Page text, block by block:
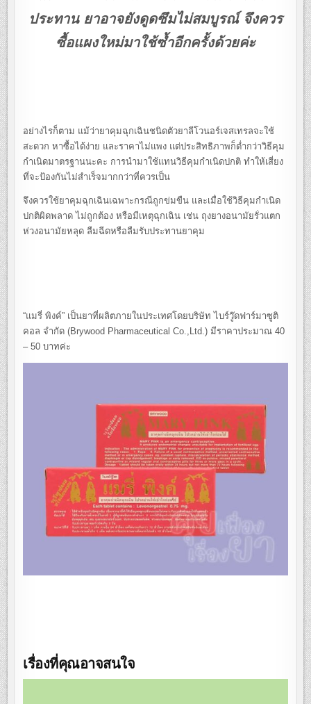
ประทาน ยาอาจยังดูดซึมไม่สมบูรณ์ จึงควร
ซื้อแผงใหม่มาใช้ซ้ำอีกครั้งด้วยค่ะ
อย่างไรก็ตาม แม้ว่ายาคุมฉุกเฉินชนิดตัวยาลีโวนอร์เจสเทรลจะใช้
สะดวก หาซื้อได้ง่าย และราคาไม่แพง แต่ประสิทธิภาพก็ต่ำกว่าวิธีคุม
กำเนิดมาตรฐานนะคะ การนำมาใช้แทนวิธีคุมกำเนิดปกติ ทำให้เสี่ยง
ที่จะป้องกันไม่สำเร็จมากกว่าที่ควรเป็น
จึงควรใช้ยาคุมฉุกเฉินเฉพาะกรณีถูกข่มขืน และเมื่อใช้วิธีคุมกำเนิด
ปกติผิดพลาด ไม่ถูกต้อง หรือมีเหตุฉุกเฉิน เช่น ถุงยางอนามัยรั่วแตก
ห่วงอนามัยหลุด ลืมฉีดหรือลืมรับประทานยาคุม
“แมรี่ พิงค์” เป็นยาที่ผลิตภายในประเทศโดยบริษัท ไบร์วู๊ดฟาร์มาซูติ
คอล จำกัด (Brywood Pharmaceutical Co.,Ltd.) มีราคาประมาณ 40
– 50 บาทค่ะ
เรื่องที่คุณอาจสนใจ